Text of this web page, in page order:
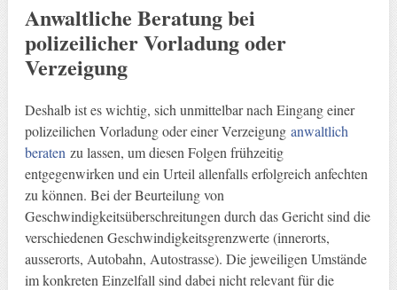
Anwaltliche Beratung bei
polizeilicher Vorladung oder
Verzeigung
Deshalb ist es wichtig, sich unmittelbar nach Eingang einer
polizeilichen Vorladung oder einer Verzeigunganwaltlich
beraten zu lassen, um diesen Folgen frühzeitig
entgegenwirken und ein Urteil allenfalls erfolgreich anfechten
zu können. Bei der Beurteilung von
Geschwindigkeitsüberschreitungen durch das Gericht sind die
verschiedenen Geschwindigkeitsgrenzwerte (innerorts,
ausserorts, Autobahn, Autostrasse). Die jeweiligen Umstände
im konkreten Einzelfall sind dabei nicht relevant für die